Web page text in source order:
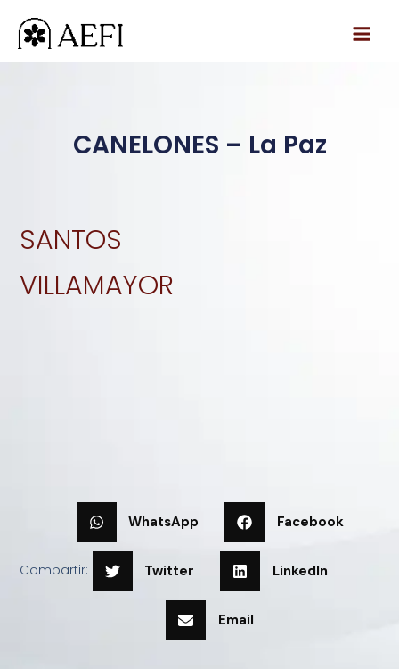
contenido
CANELONES – La Paz
SANTOS
VILLAMAYOR
Compartir:
WhatsApp Facebook
Twitter LinkedIn
Email